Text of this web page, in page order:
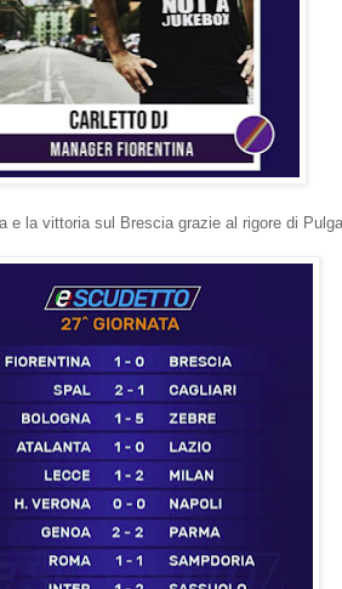
e la vittoria sul Brescia grazie al rigore di